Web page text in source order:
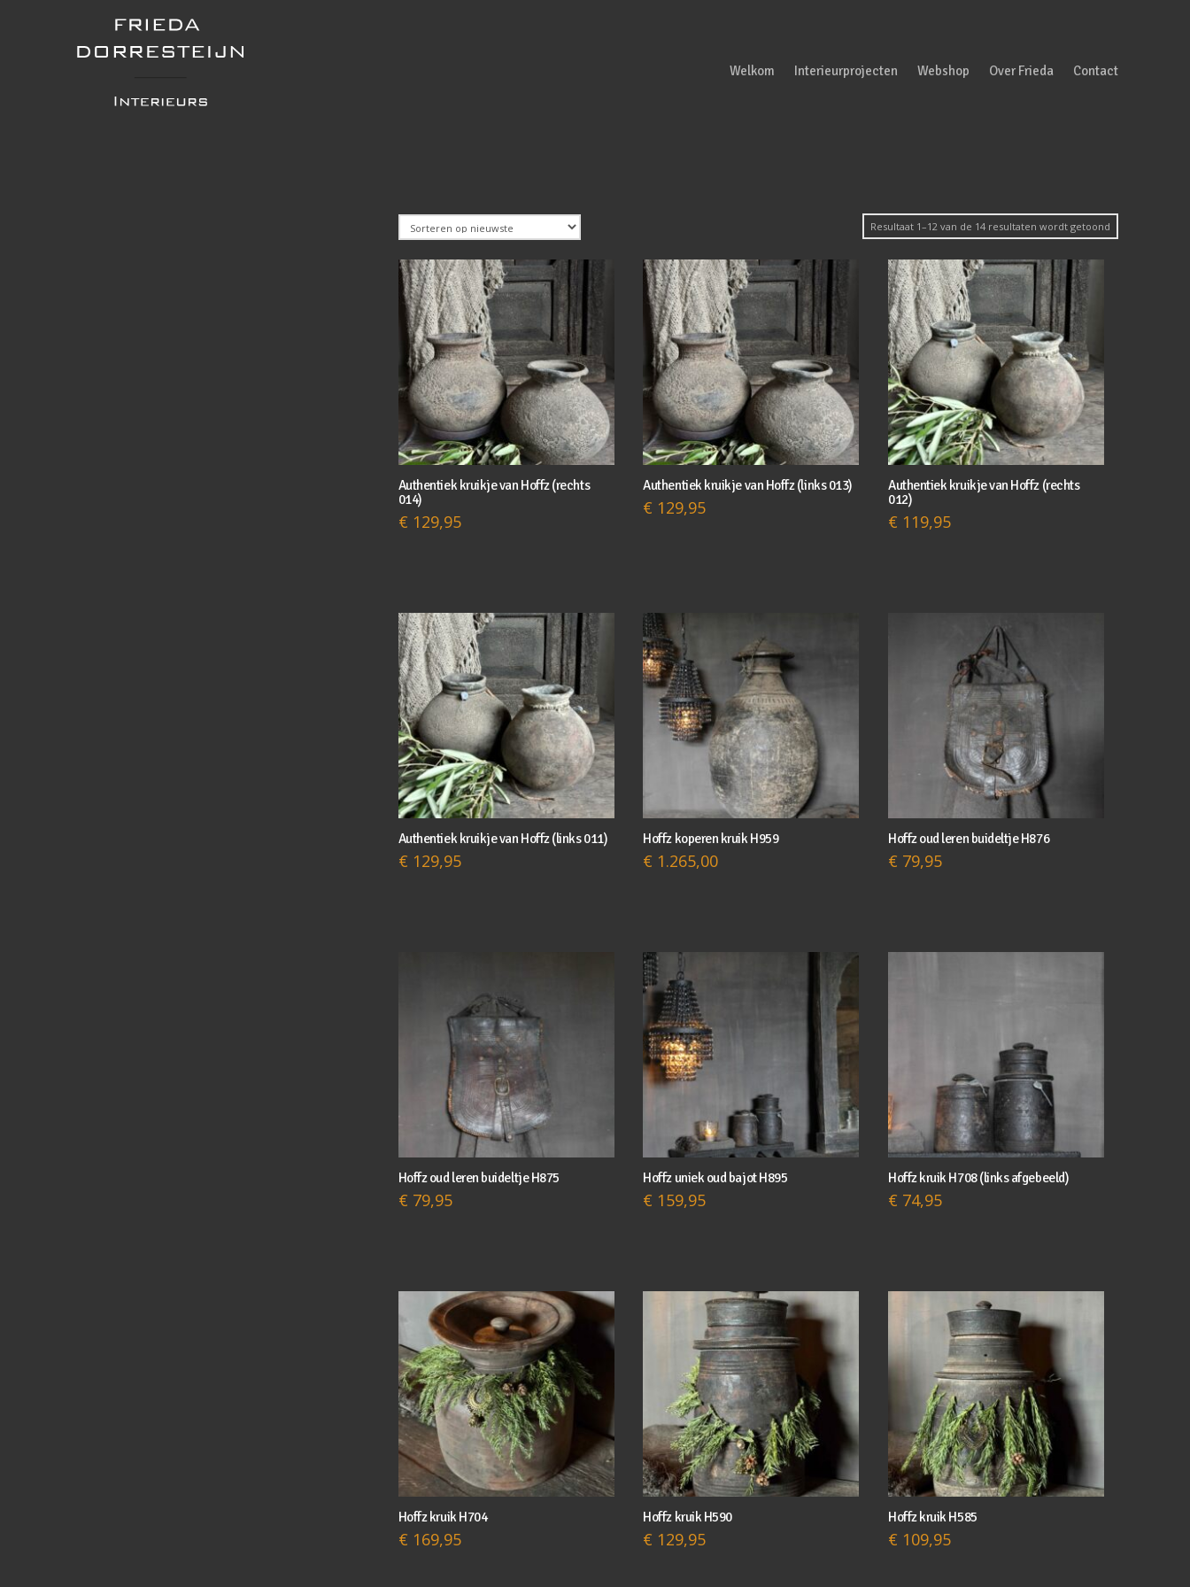
Welkom Interieurprojecten Webshop Over Frieda Contact
Resultaat 1–12 van de 14 resultaten wordt getoond
Authentiek kruikje van Hoffz (rechts
014)
€ 129,95
Authentiek kruikje van Hoffz (links 013)
€ 129,95
Authentiek kruikje van Hoffz (rechts
012)
€ 119,95
Authentiek kruikje van Hoffz (links 011)
€ 129,95
Hoffz koperen kruik H959
€ 1.265,00
Hoffz oud leren buideltje H876
€ 79,95
Hoffz oud leren buideltje H875
€ 79,95
Hoffz uniek oud bajot H895
€ 159,95
Hoffz kruik H708 (links afgebeeld)
€ 74,95
Hoffz kruik H704
€ 169,95
Hoffz kruik H590
€ 129,95
Hoffz kruik H585
€ 109,95